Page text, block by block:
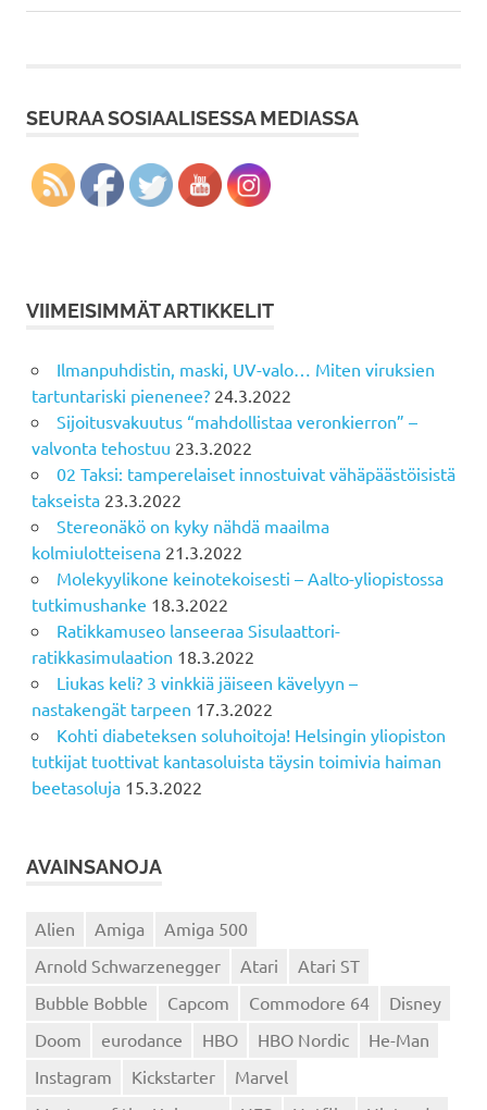
SEURAA SOSIAALISESSA MEDIASSA
VIIMEISIMMÄT ARTIKKELIT
Ilmanpuhdistin, maski, UV-valo… Miten viruksien
tartuntariski pienenee? 24.3.2022
Sijoitusvakuutus “mahdollistaa veronkierron” –
valvonta tehostuu 23.3.2022
02 Taksi: tamperelaiset innostuivat vähäpäästöisistä
takseista 23.3.2022
Stereonäkö on kyky nähdä maailma
kolmiulotteisena 21.3.2022
Molekyylikone keinotekoisesti – Aalto-yliopistossa
tutkimushanke 18.3.2022
Ratikkamuseo lanseeraa Sisulaattori-
ratikkasimulaation 18.3.2022
Liukas keli? 3 vinkkiä jäiseen kävelyyn –
nastakengät tarpeen 17.3.2022
Kohti diabeteksen soluhoitoja! Helsingin yliopiston
tutkijat tuottivat kantasoluista täysin toimivia haiman
beetasoluja 15.3.2022
AVAINSANOJA
Alien Amiga
Amiga 500
Arnold Schwarzenegger
Atari
Atari ST
Bubble Bobble
Capcom Commodore 64
Disney
Doom
eurodance HBO HBO Nordic
He-Man
Instagram
Kickstarter
Marvel